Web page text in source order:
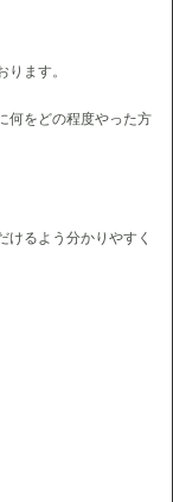
ます。
何をどの程度やった方
けるよう分かりやすく